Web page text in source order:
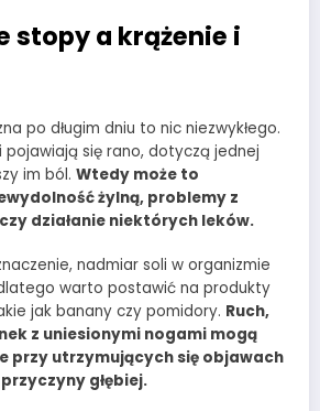
stopy a krążenie i
po długim dniu to nic niezwykłego.
pojawiają się rano, dotyczą jednej
im ból. Wtedy może to
żylną, problemy z
działanie niektórych leków.
nadmiar soli w organizmie
warto postawić na produkty
jak banany czy pomidory. Ruch,
z uniesionymi nogami mogą
przy utrzymujących się objawach
głębiej.